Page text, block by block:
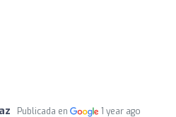
Publicada en 1 year ago